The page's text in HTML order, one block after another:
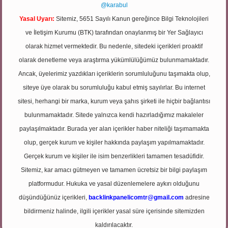
@karabul
Yasal Uyarı: Sitemiz, 5651 Sayılı Kanun gereğince Bilgi Teknolojileri
ve İletişim Kurumu (BTK) tarafından onaylanmış bir Yer Sağlayıcı
olarak hizmet vermektedir. Bu nedenle, sitedeki içerikleri proaktif
olarak denetleme veya araştırma yükümlülüğümüz bulunmamaktadır.
Ancak, üyelerimiz yazdıkları içeriklerin sorumluluğunu taşımakta olup,
siteye üye olarak bu sorumluluğu kabul etmiş sayılırlar. Bu internet
sitesi, herhangi bir marka, kurum veya şahıs şirketi ile hiçbir bağlantısı
bulunmamaktadır. Sitede yalnızca kendi hazırladığımız makaleler
paylaşılmaktadır. Burada yer alan içerikler haber niteliği taşımamakta
olup, gerçek kurum ve kişiler hakkında paylaşım yapılmamaktadır.
Gerçek kurum ve kişiler ile isim benzerlikleri tamamen tesadüfidir.
Sitemiz, kar amacı gütmeyen ve tamamen ücretsiz bir bilgi paylaşım
platformudur. Hukuka ve yasal düzenlemelere aykırı olduğunu
düşündüğünüz içerikleri, backlinkpanelicomtr@gmail.com adresine
bildirmeniz halinde, ilgili içerikler yasal süre içerisinde sitemizden
kaldırılacaktır.